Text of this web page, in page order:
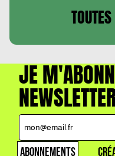
JE
ABONNEMENTS